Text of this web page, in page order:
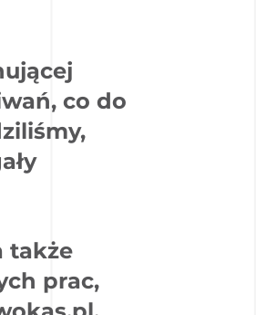
co do
także
prac,